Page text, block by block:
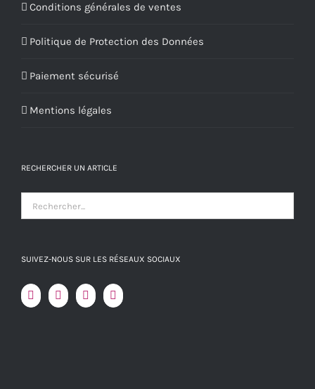
Conditions générales de ventes
Politique de Protection des Données
Paiement sécurisé
Mentions légales
RECHERCHER UN ARTICLE
SUIVEZ-NOUS SUR LES RÉSEAUX SOCIAUX